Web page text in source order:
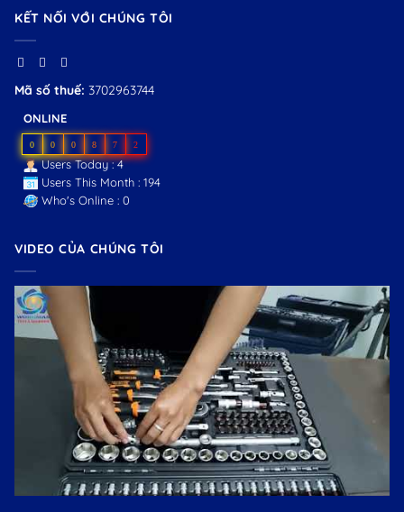
KẾT NỐI VỚI CHÚNG TÔI
Mã số thuế: 3702963744
ONLINE
0 0 0 8 7 2
Users Today : 4
Users This Month : 194
Who's Online : 0
VIDEO CỦA CHÚNG TÔI